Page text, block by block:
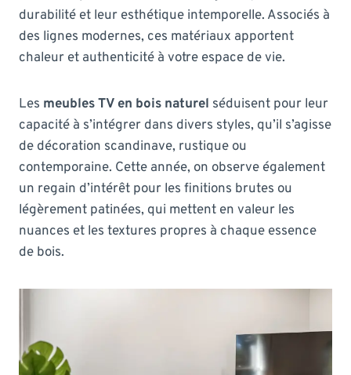
durabilité et leur esthétique intemporelle. Associés à
des lignes modernes, ces matériaux apportent
chaleur et authenticité à votre espace de vie.
Les meubles TV en bois naturel séduisent pour leur
capacité à s’intégrer dans divers styles, qu’il s’agisse
de décoration scandinave, rustique ou
contemporaine. Cette année, on observe également
un regain d’intérêt pour les finitions brutes ou
légèrement patinées, qui mettent en valeur les
nuances et les textures propres à chaque essence
de bois.